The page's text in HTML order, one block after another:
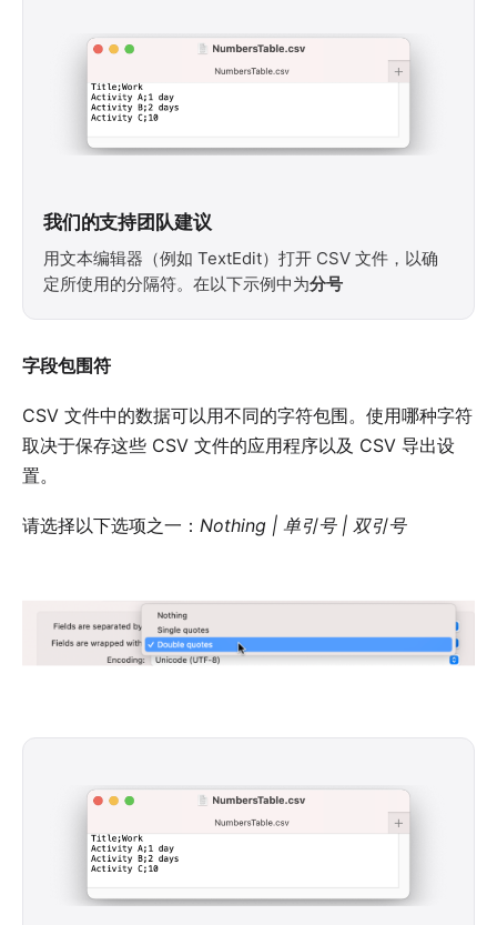
我们的支持团队建议
用文本编辑器（例如 TextEdit）打开 CSV 文件，以确
定所使用的分隔符。在以下示例中为分号
字段包围符
CSV 文件中的数据可以用不同的字符包围。使用哪种字符
取决于保存这些 CSV 文件的应用程序以及 CSV 导出设
置。
请选择以下选项之一： Nothing | 单引号 | 双引号